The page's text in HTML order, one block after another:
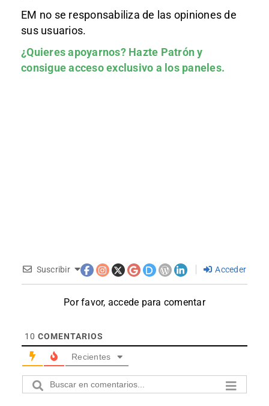
EM no se responsabiliza de las opiniones de
sus usuarios.
¿Quieres apoyarnos? Hazte Patróny
consigue acceso exclusivo a los paneles.
Suscribir Acceder
Por favor, accede para comentar
10 COMENTARIOS
Recientes